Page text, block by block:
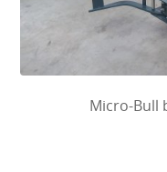
Micro-Bull